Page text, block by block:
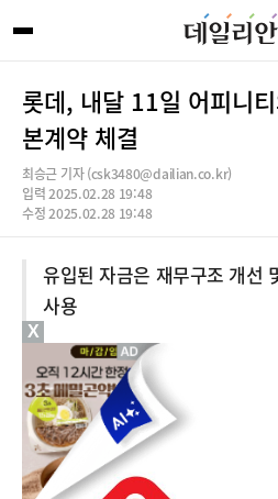
롯데, 내달 11일 어피니
본계약 체결
최승근 기자 (csk3480@dailian.co.kr)
입력 2025.02.28 19:48
수정 2025.02.28 19:48
유입된 자금은 재무구조 개선
사용
X